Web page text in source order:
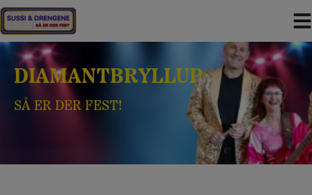
Hop
til
indholdet
DIAMANTBRYLLUP
SÅ ER DER FEST!